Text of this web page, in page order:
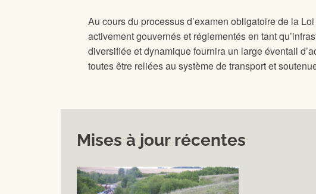
Au cours du processus d’examen obligatoire de la
activement gouvernés et réglementés en tant
diversifiée et dynamique fournira un large éventail
toutes être reliées au système de transport et
Mises à jour récentes